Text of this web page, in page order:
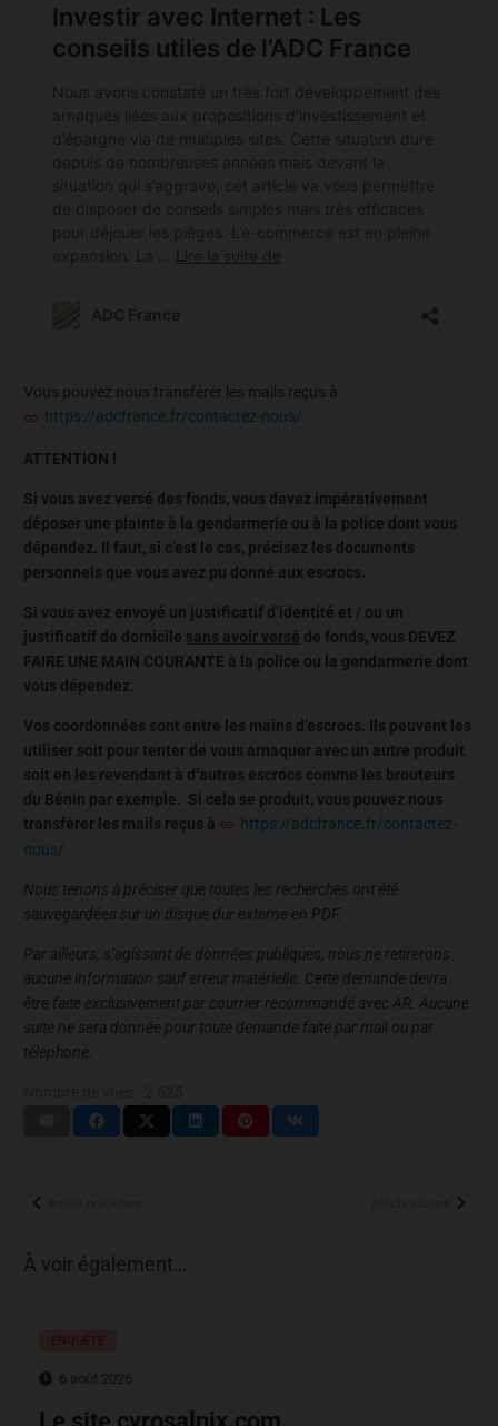
Vous pouvez nous transférer les mails reçus à
https://adcfrance.fr/contactez-nous/
ATTENTION !
Si vous avez versé des fonds, vous devez impérativement
déposer une plainte à la gendarmerie ou à la police dont vous
dépendez. Il faut, si c’est le cas, précisez les documents
personnels que vous avez pu donné aux escrocs.
Si vous avez envoyé un justificatif d’identité et / ou un
justificatif de domicile sans avoir versé de fonds, vous DEVEZ
FAIRE UNE MAIN COURANTE à la police ou la gendarmerie dont
vous dépendez.
Vos coordonnées sont entre les mains d’escrocs. Ils peuvent les
utiliser soit pour tenter de vous arnaquer avec un autre produit
soit en les revendant à d’autres escrocs comme les brouteurs
du Bénin par exemple. Si cela se produit, vous pouvez nous
transférer les mails reçus à
https://adcfrance.fr/contactez-
nous/
Nous tenons à préciser que toutes les recherches ont été
sauvegardées sur un disque dur externe en PDF.
Par ailleurs, s’agissant de données publiques, nous ne retirerons
aucune information sauf erreur matérielle. Cette demande devra
être faite exclusivement par courrier recommandé avec AR. Aucune
suite ne sera donnée pour toute demande faite par mail ou par
téléphone.
À voir également…
6 août 2026